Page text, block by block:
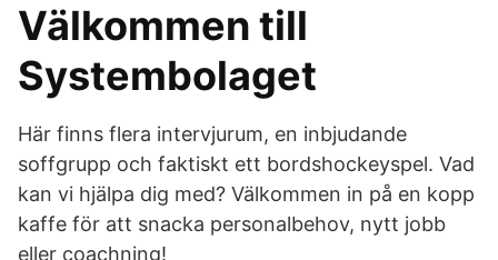
Välkommen till
Systembolaget
Här finns flera intervjurum, en inbjudande
soffgrupp och faktiskt ett bordshockeyspel. Vad
kan vi hjälpa dig med? Välkommen in på en kopp
kaffe för att snacka personalbehov, nytt jobb
eller coachning!